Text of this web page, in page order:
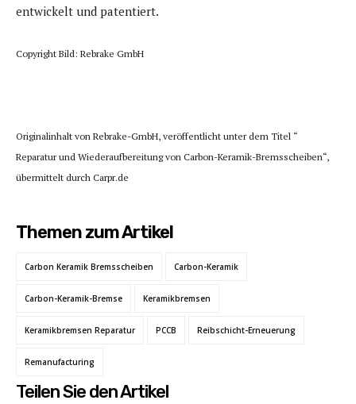
entwickelt und patentiert.
Copyright Bild: Rebrake GmbH
Originalinhalt von Rebrake-GmbH, veröffentlicht unter dem Titel “
Reparatur und Wiederaufbereitung von Carbon-Keramik-Bremsscheiben“,
übermittelt durch Carpr.de
Themen zum Artikel
Carbon Keramik Bremsscheiben Carbon-Keramik
Carbon-Keramik-Bremse Keramikbremsen
Keramikbremsen Reparatur PCCB Reibschicht-Erneuerung
Remanufacturing
Teilen Sie den Artikel